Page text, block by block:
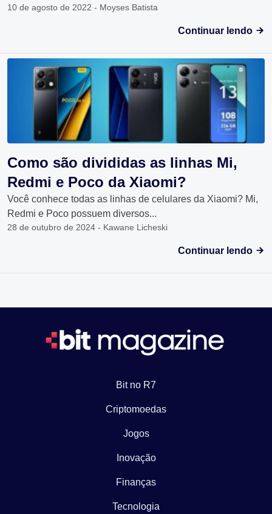
10 de agosto de 2022 - Moyses Batista
Continuar lendo
Como são divididas as linhas Mi,
Redmi e Poco da Xiaomi?
Você conhece todas as linhas de celulares da Xiaomi? Mi,
Redmi e Poco possuem diversos...
28 de outubro de 2024 - Kawane Licheski
Continuar lendo
Bit no R7
Criptomoedas
Jogos
Inovação
Finanças
Tecnologia